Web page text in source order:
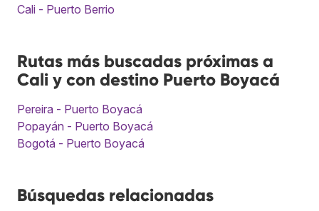
Cali - Puerto Berrio
Rutas más buscadas próximas a
Cali y con destino Puerto Boyacá
Pereira - Puerto Boyacá
Popayán - Puerto Boyacá
Bogotá - Puerto Boyacá
Búsquedas relacionadas